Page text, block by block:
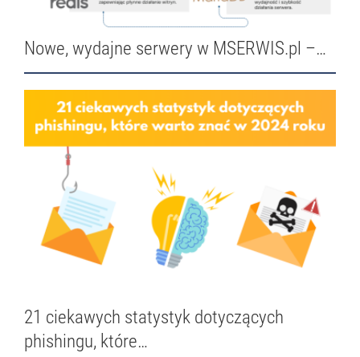
Nowe, wydajne serwery w MSERWIS.pl –…
21 ciekawych statystyk dotyczących
phishingu, które…